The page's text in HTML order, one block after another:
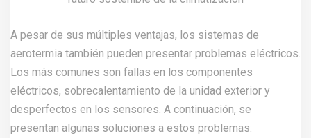
A pesar de sus múltiples ventajas, los sistemas de
aerotermia también pueden presentar problemas eléctricos.
Los más comunes son fallas en los componentes
eléctricos, sobrecalentamiento de la unidad exterior y
desperfectos en los sensores. A continuación, se
presentan algunas soluciones a estos problemas: